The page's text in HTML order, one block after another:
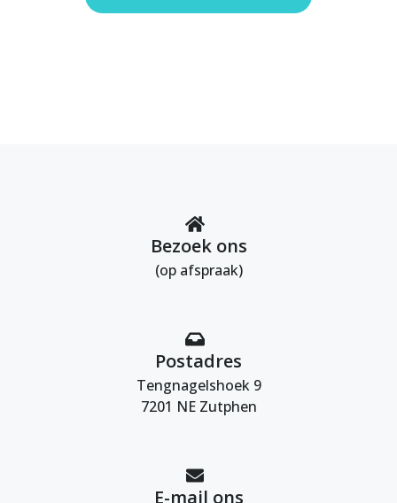
Bezoek ons
(op afspraak)
Postadres
Tengnagelshoek 9
7201 NE Zutphen
E-mail ons